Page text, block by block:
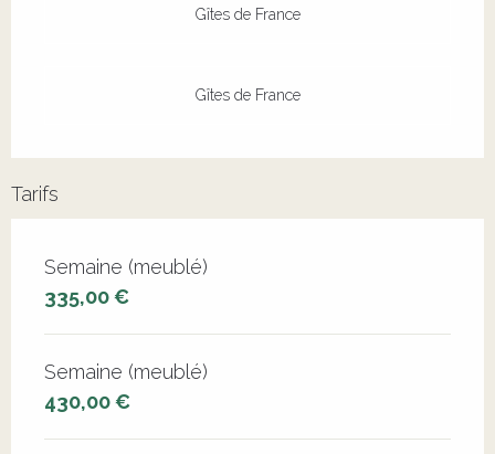
Gîtes de France
Gîtes de France
Tarifs
Tarifs 2026
Semaine (meublé)
335,00 €
Semaine (meublé)
430,00 €